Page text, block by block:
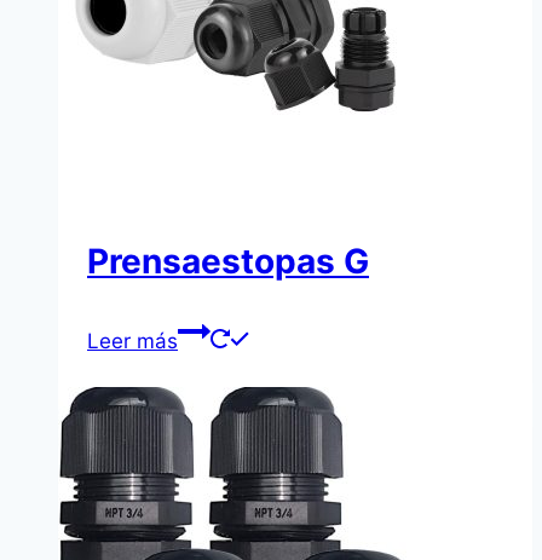
Prensaestopas G
Leer más